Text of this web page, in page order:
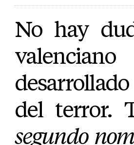
No hay
del terror.
segundo